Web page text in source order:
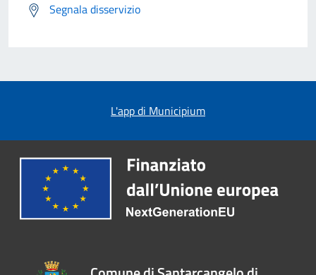
Segnala disservizio
L'app di Municipium